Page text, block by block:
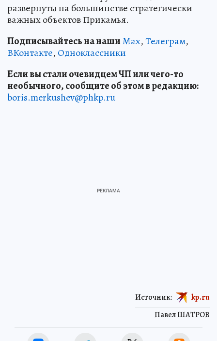
развернуты на большинстве стратегически
важных объектов Прикамья.
Подписывайтесь на нашиMax,Телеграм,
ВКонтакте, Одноклассники
Если вы стали очевидцем ЧП или чего-то
необычного, сообщите об этом в редакцию:
boris.merkushev@phkp.ru
Павел ШАТРОВ
Источник: kp.ru